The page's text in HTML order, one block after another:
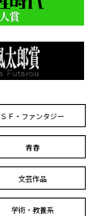
ＳＦ・ファンタジー
青春
文芸作品
学術・教養系